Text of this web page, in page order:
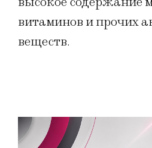
витаминов и прочих
веществ.